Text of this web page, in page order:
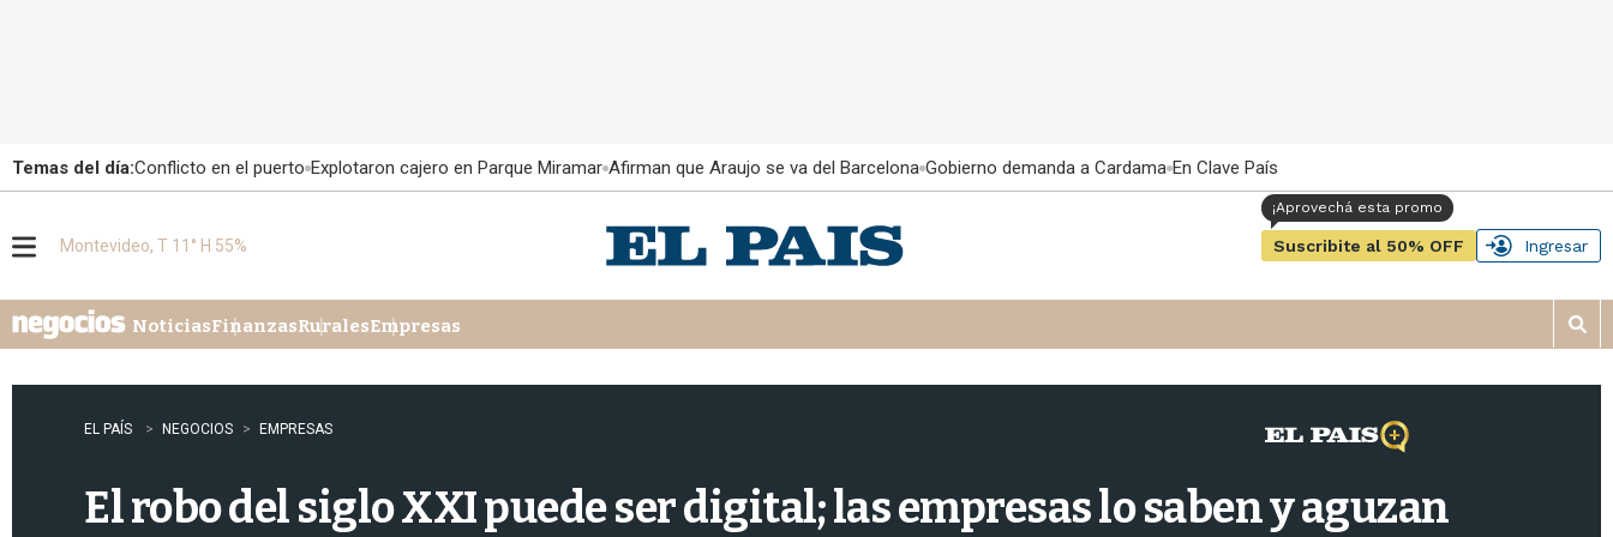
Temas del día:Conflicto en el puerto Explotaron cajero en Parque Miramar Afirman que Araujo se va del Barcelona Gobierno demanda a Cardama En Clave País
u
Montevideo, T 11° H 55% Suscribite al 50% OFF Ingresar
NoticiasFinanzasRuralesEmpresas
M
o
s
EL PAÍS NEGOCIOS EMPRESAS
El robo del siglo XXI puede ser digital; las empresas lo saben y aguzan